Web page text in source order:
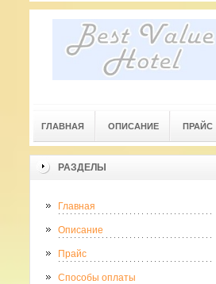
ГЛАВНАЯ ОПИСАНИЕ ПРАЙС
РАЗДЕЛЫ
Главная
Описание
Прайс
Способы оплаты